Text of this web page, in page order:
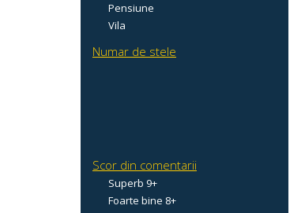
Pensiune
Vila
Numar de stele
Scor din comentarii
Superb 9+
Foarte bine 8+